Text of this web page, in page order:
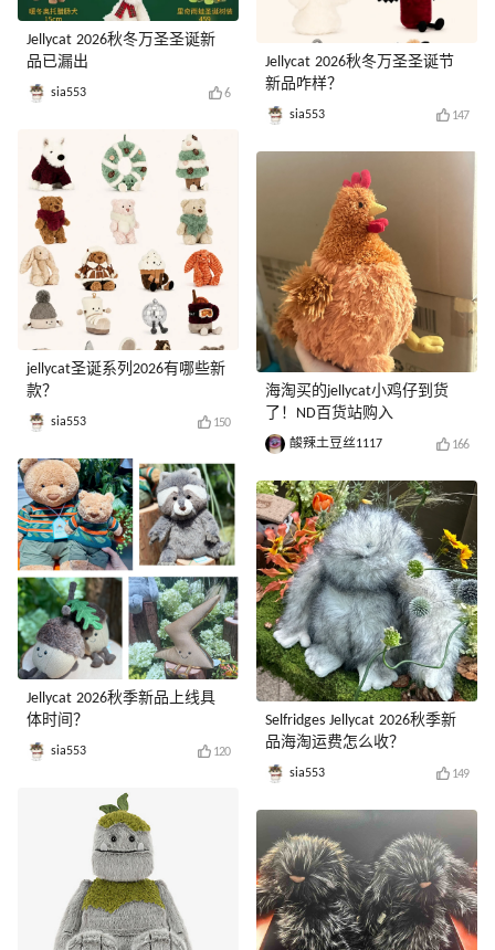
Jellycat 2026秋冬万圣圣诞新
品已漏出
sia553 6
jellycat圣诞系列2026有哪些新
款？
sia553 150
Jellycat 2026秋季新品上线具
体时间？
sia553 120
Jellycat 2026秋冬万圣圣诞节
新品咋样？
sia553 147
海淘买的jellycat小鸡仔到货
了！ND百货站购入
酸辣土豆丝1117 166
Selfridges Jellycat 2026秋季新
品海淘运费怎么收？
sia553 149